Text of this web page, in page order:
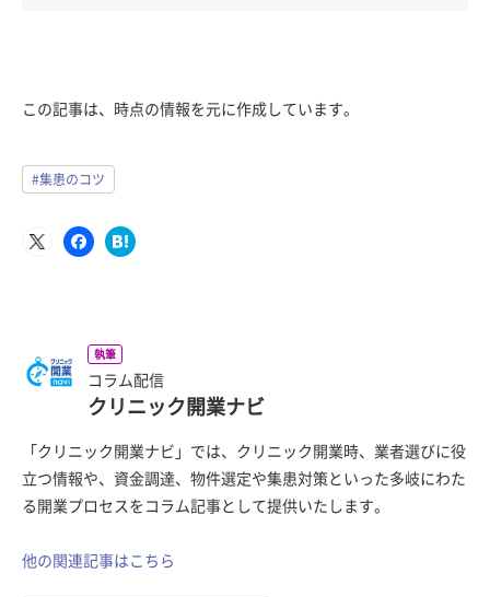
この記事は、時点の情報を元に作成しています。
#集患のコツ
執筆
コラム配信
クリニック開業ナビ
「クリニック開業ナビ」では、クリニック開業時、業者選びに役
立つ情報や、資金調達、物件選定や集患対策といった多岐にわた
る開業プロセスをコラム記事として提供いたします。
他の関連記事はこちら